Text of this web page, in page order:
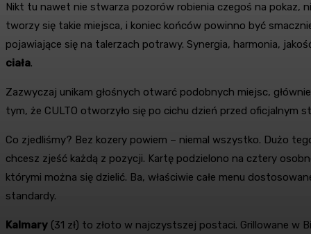
Nikt tu nawet nie stwarza pozorów robienia czegoś na pokaz,
tworzy się takie miejsca, i koniec końców powinno być
pojawiające się na talerzach potrawy. Synergia, harmonia,
ciała.
Zazwyczaj unikam głośnych otwarć podobnych miejsc,
tym, że CULTO otworzyło się po cichu dzień przed oficjalnym
Co zjedliśmy? Bez kozery powiem – niemal wszystko. Dużo
chcesz zjeść każdą z pozycji. Kartę podzielono na cztery
którymi można się dzielić. Ba, właściwie całe menu
standardy.
Kalmary (31 zł) to złoto w najczystszej postaci. Grillowane w